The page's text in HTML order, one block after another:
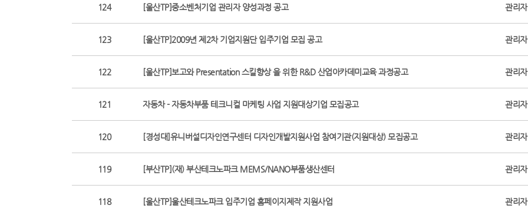
124 [울산TP]중소벤처기업 관리자 양성과정 공고 관리자
123 [울산TP]2009년 제2차 기업지원단 입주기업 모집 공고 관리자
122 [울산TP]보고와 Presentation 스킬향상 을 위한 R&D 산업아카데미교육 과정공고 관리자
121 자동차 - 자동차부품 테크니컬 마케팅 사업 지원대상기업 모집공고 관리자
120 [경성대]유니버설디자인연구센터 디자인개발지원사업 참여기관(지원대상) 모집공고 관리자
119 [부산TP](재) 부산테크노파크 MEMS/NANO부품생산센터 관리자
118 [울산TP]울산테크노파크 입주기업 홈페이지제작 지원사업 관리자